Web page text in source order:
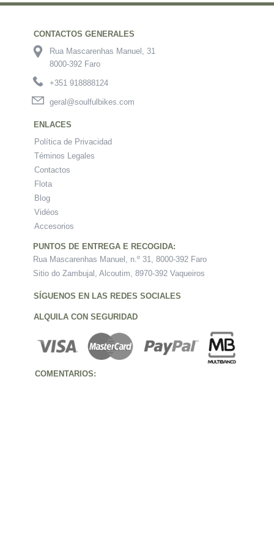
CONTACTOS GENERALES
Rua Mascarenhas Manuel, 31
8000-392 Faro
+351 918888124
geral@soulfulbikes.com
ENLACES
Política de Privacidad
Téminos Legales
Contactos
Flota
Blog
Vidéos
Accesorios
PUNTOS DE ENTREGA E RECOGIDA:
Rua Mascarenhas Manuel, n.º 31, 8000-392 Faro
Sitio do Zambujal, Alcoutim, 8970-392 Vaqueiros
SÍGUENOS EN LAS REDES SOCIALES
ALQUILA CON SEGURIDAD
COMENTARIOS: